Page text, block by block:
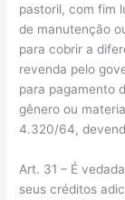
pastoril, com fim
de manutenção
para cobrir a
revenda pelo
para pagamento
gênero ou
4.320/64,
Art. 31 – É
seus créditos